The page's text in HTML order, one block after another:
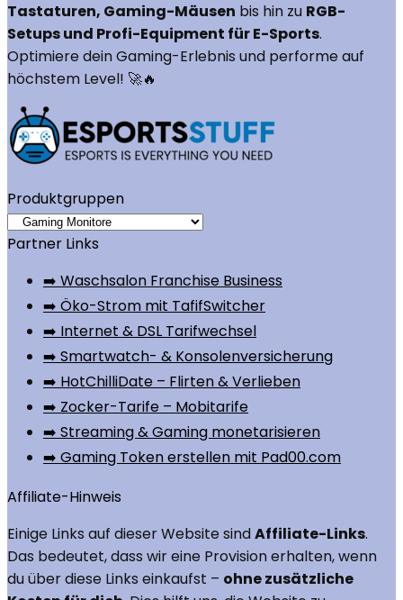
Tastaturen, Gaming-Mäusen bis hin zu RGB-
Setups und Profi-Equipment für E-Sports.
Optimiere dein Gaming-Erlebnis und performe auf
höchstem Level! 🚀🔥
Produktgruppen
Partner Links
➡️ Waschsalon Franchise Business
➡️ Öko-Strom mit TafifSwitcher
➡️ Internet & DSL Tarifwechsel
➡️ Smartwatch- & Konsolenversicherung
➡️ HotChilliDate – Flirten & Verlieben
➡️ Zocker-Tarife – Mobitarife
➡️ Streaming & Gaming monetarisieren
➡️ Gaming Token erstellen mit Pad00.com
Affiliate-Hinweis
Einige Links auf dieser Website sindAffiliate-Links.
Das bedeutet, dass wir eine Provision erhalten, wenn
du über diese Links einkaufst – ohne zusätzliche